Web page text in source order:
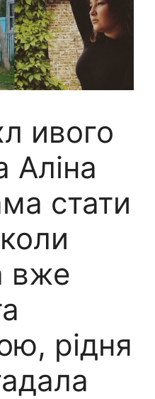
ивого
Аліна
стати
вже
рідня